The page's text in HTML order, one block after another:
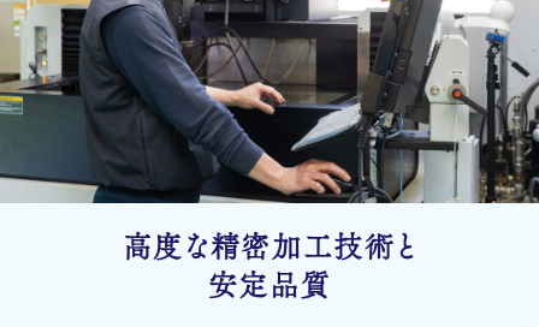
高度な精密加工技術と
安定品質